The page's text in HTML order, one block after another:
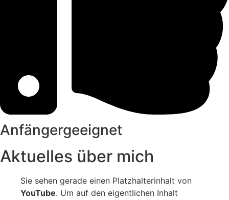
Anfängergeeignet
Aktuelles über mich
Sie sehen gerade einen Platzhalterinhalt von
YouTube. Um auf den eigentlichen Inhalt